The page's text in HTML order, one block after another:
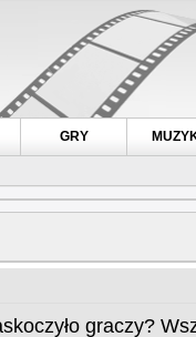
GRY